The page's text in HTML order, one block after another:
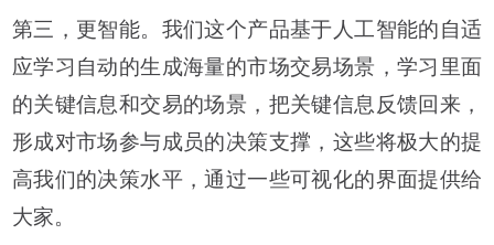
第三，更智能。我们这个产品基于人工智能的自适
应学习自动的生成海量的市场交易场景，学习里面
的关键信息和交易的场景，把关键信息反馈回来，
形成对市场参与成员的决策支撑，这些将极大的提
高我们的决策水平，通过一些可视化的界面提供给
大家。